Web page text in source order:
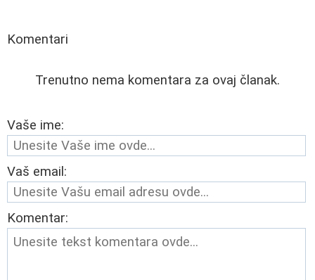
Komentari
Trenutno nema komentara za ovaj članak.
Vaše ime:
Vaš email:
Komentar: